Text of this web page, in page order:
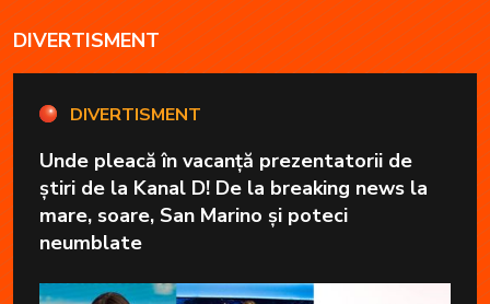
DIVERTISMENT
DIVERTISMENT
Unde pleacă în vacanță prezentatorii de
știri de la Kanal D! De la breaking news la
mare, soare, San Marino și poteci
neumblate